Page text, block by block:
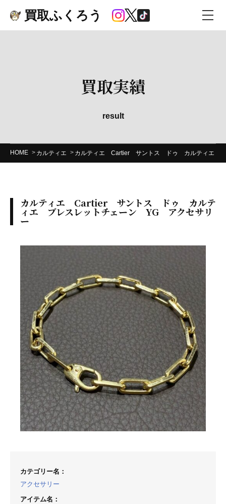
買取ふくろう
買取実績
result
HOME カルティエ カルティエ Cartier サントス ドゥ カルティエ ブ
カルティエ Cartier サントス ドゥ カルテ
ィエ ブレスレットチェーン YG アクセサリ
ー
カテゴリー名 ：
アクセサリー
アイテム名 ：